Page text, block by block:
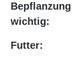
Bepflanzung
wichtig:
Futter: